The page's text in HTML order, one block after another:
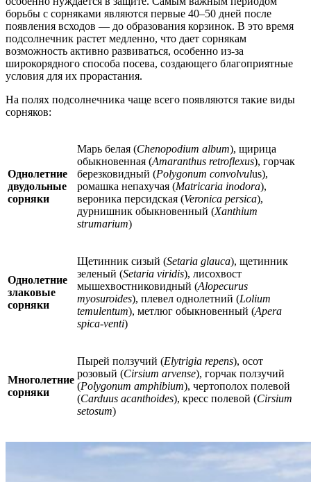
борьбы с сорняками являются первые 40–50 дней после
появления всходов — до образования корзинок. В это время
подсолнечник растет медленно, что дает сорнякам
возможность активно развиваться, особенно из-за
широкорядного способа посева, создающего благоприятные
условия для их прорастания.
На полях подсолнечника чаще всего появляются такие виды
сорняков:
Однолетние
двудольные
сорняки
Марь белая (Chenopodium album), щирица
обыкновенная (Amaranthus retroflexus), горчак
березковидный (Polygonum convolvulus),
ромашка непахучая (Matricaria inodora),
вероника персидская (Veronica persica),
дурнишник обыкновенный (Xanthium
strumarium)
Однолетние
злаковые
сорняки
Щетинник сизый (Setaria glauca), щетинник
зеленый (Setaria viridis), лисохвост
мышехвостниковидный (Alopecurus
myosuroides), плевел однолетний (Lolium
temulentum), метлюг обыкновенный (Apera
spica-venti)
Многолетние
сорняки
Пырей ползучий (Elytrigia repens), осот
розовый (Cirsium arvense), горчак ползучий
(Polygonum amphibium), чертополох полевой
(Carduus acanthoides), кресс полевой (Cirsium
setosum)